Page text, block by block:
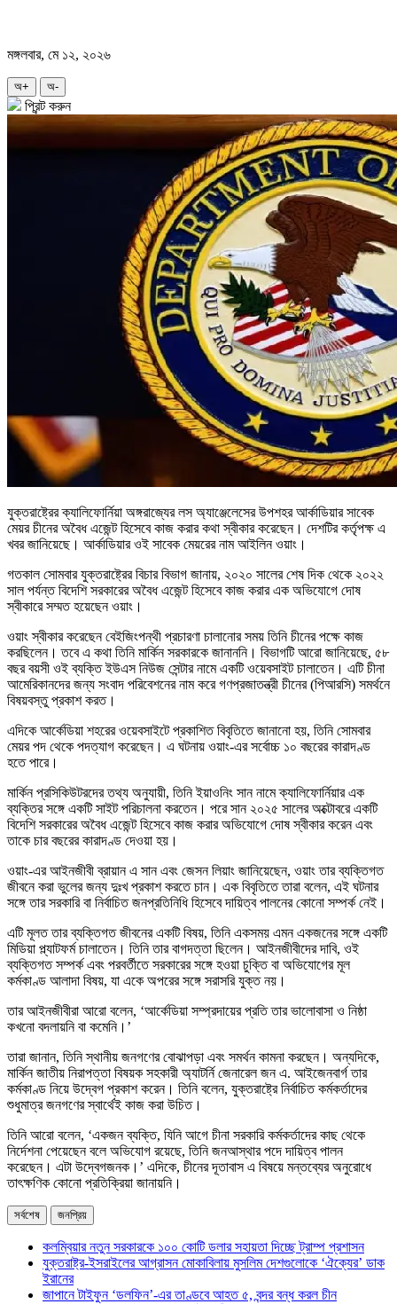
মঙ্গলবার, মে ১২, ২০২৬
অ+ অ-
প্রিন্ট করুন
যুক্তরাষ্ট্রের ক্যালিফোর্নিয়া অঙ্গরাজ্যের লস অ্যাঞ্জেলেসের উপশহর আর্কাডিয়ার সাবেক
মেয়র চীনের অবৈধ এজেন্ট হিসেবে কাজ করার কথা স্বীকার করেছেন। দেশটির কর্তৃপক্ষ এ
খবর জানিয়েছে। আর্কাডিয়ার ওই সাবেক মেয়রের নাম আইলিন ওয়াং।
গতকাল সোমবার যুক্তরাষ্ট্রের বিচার বিভাগ জানায়, ২০২০ সালের শেষ দিক থেকে ২০২২
সাল পর্যন্ত বিদেশি সরকারের অবৈধ এজেন্ট হিসেবে কাজ করার এক অভিযোগে দোষ
স্বীকারে সম্মত হয়েছেন ওয়াং।
ওয়াং স্বীকার করেছেন বেইজিংপন্থী প্রচারণা চালানোর সময় তিনি চীনের পক্ষে কাজ
করছিলেন। তবে এ কথা তিনি মার্কিন সরকারকে জানাননি। বিভাগটি আরো জানিয়েছে, ৫৮
বছর বয়সী ওই ব্যক্তি ইউএস নিউজ সেন্টার নামে একটি ওয়েবসাইট চালাতেন। এটি চীনা
আমেরিকানদের জন্য সংবাদ পরিবেশনের নাম করে গণপ্রজাতন্ত্রী চীনের (পিআরসি) সমর্থনে
বিষয়বস্তু প্রকাশ করত।
এদিকে আর্কেডিয়া শহরের ওয়েবসাইটে প্রকাশিত বিবৃতিতে জানানো হয়, তিনি সোমবার
মেয়র পদ থেকে পদত্যাগ করেছেন। এ ঘটনায় ওয়াং-এর সর্বোচ্চ ১০ বছরের কারাদণ্ড
হতে পারে।
মার্কিন প্রসিকিউটরদের তথ্য অনুযায়ী, তিনি ইয়াওনিং সান নামে ক্যালিফোর্নিয়ার এক
ব্যক্তির সঙ্গে একটি সাইট পরিচালনা করতেন। পরে সান ২০২৫ সালের অক্টোবরে একটি
বিদেশি সরকারের অবৈধ এজেন্ট হিসেবে কাজ করার অভিযোগে দোষ স্বীকার করেন এবং
তাকে চার বছরের কারাদণ্ড দেওয়া হয়।
ওয়াং-এর আইনজীবী ব্রায়ান এ সান এবং জেসন লিয়াং জানিয়েছেন, ওয়াং তার ব্যক্তিগত
জীবনে করা ভুলের জন্য দুঃখ প্রকাশ করতে চান। এক বিবৃতিতে তারা বলেন, এই ঘটনার
সঙ্গে তার সরকারি বা নির্বাচিত জনপ্রতিনিধি হিসেবে দায়িত্ব পালনের কোনো সম্পর্ক নেই।
এটি মূলত তার ব্যক্তিগত জীবনের একটি বিষয়, তিনি একসময় এমন একজনের সঙ্গে একটি
মিডিয়া প্ল্যাটফর্ম চালাতেন। তিনি তার বাগদত্তা ছিলেন। আইনজীবীদের দাবি, ওই
ব্যক্তিগত সম্পর্ক এবং পরবর্তীতে সরকারের সঙ্গে হওয়া চুক্তি বা অভিযোগের মূল
কর্মকাণ্ড আলাদা বিষয়, যা একে অপরের সঙ্গে সরাসরি যুক্ত নয়।
তার আইনজীবীরা আরো বলেন, ‘আর্কেডিয়া সম্প্রদায়ের প্রতি তার ভালোবাসা ও নিষ্ঠা
কখনো বদলায়নি বা কমেনি।’
তারা জানান, তিনি স্থানীয় জনগণের বোঝাপড়া এবং সমর্থন কামনা করছেন। অন্যদিকে,
মার্কিন জাতীয় নিরাপত্তা বিষয়ক সহকারী অ্যাটর্নি জেনারেল জন এ. আইজেনবার্গ তার
কর্মকাণ্ড নিয়ে উদ্বেগ প্রকাশ করেন। তিনি বলেন, যুক্তরাষ্ট্রে নির্বাচিত কর্মকর্তাদের
শুধুমাত্র জনগণের স্বার্থেই কাজ করা উচিত।
তিনি আরো বলেন, ‘একজন ব্যক্তি, যিনি আগে চীনা সরকারি কর্মকর্তাদের কাছ থেকে
নির্দেশনা পেয়েছেন বলে অভিযোগ রয়েছে, তিনি জনআস্থার পদে দায়িত্ব পালন
করেছেন। এটা উদ্বেগজনক।’ এদিকে, চীনের দূতাবাস এ বিষয়ে মন্তব্যের অনুরোধে
তাৎক্ষণিক কোনো প্রতিক্রিয়া জানায়নি।
সর্বশেষ জনপ্রিয়
কলম্বিয়ার নতুন সরকারকে ১০০ কোটি ডলার সহায়তা দিচ্ছে ট্রাম্প প্রশাসন
যুক্তরাষ্ট্র-ইসরাইলের আগ্রাসন মোকাবিলায় মুসলিম দেশগুলোকে ‘ঐক্যের’ ডাক
ইরানের
জাপানে টাইফুন ‘ডলফিন’-এর তাণ্ডবে আহত ৫, বন্দর বন্ধ করল চীন